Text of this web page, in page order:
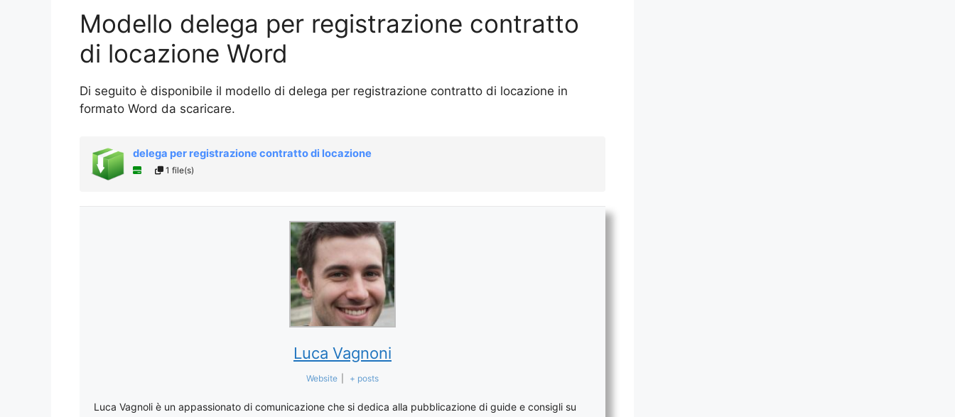
Modello delega per registrazione contratto
di locazione Word
Di seguito è disponibile il modello di delega per registrazione contratto di locazione in
formato Word da scaricare.
delega per registrazione contratto di locazione
1 file(s)
Luca Vagnoni
Website + posts
Luca Vagnoli è un appassionato di comunicazione che si dedica alla pubblicazione di guide e consigli su